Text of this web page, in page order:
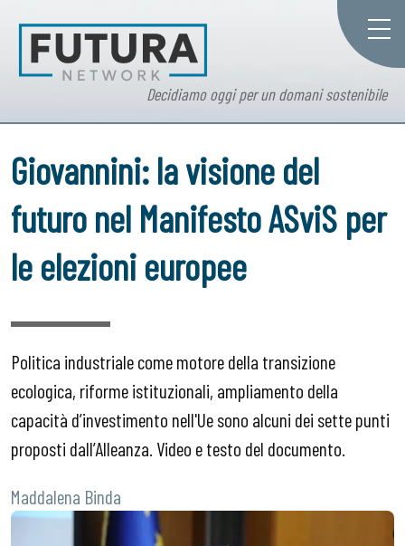
Decidiamo oggi per un domani sostenibile
Giovannini: la visione del
futuro nel Manifesto ASviS per
le elezioni europee
Politica industriale come motore della transizione
ecologica, riforme istituzionali, ampliamento della
capacità d’investimento nell'Ue sono alcuni dei sette punti
proposti dall’Alleanza. Video e testo del documento.
Maddalena Binda